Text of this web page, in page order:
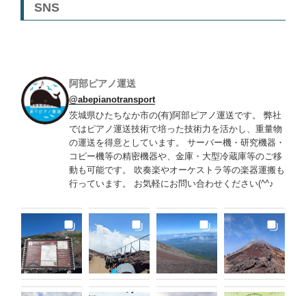
SNS
阿部ピアノ運送
@abepianotransport
茨城県ひたちなか市の(有)阿部ピアノ運送です。 弊社
ではピアノ運送技術で培った技術力を活かし、重量物
の運送を得意としています。 サーバー機・研究機器・
コピー機等の精密機器や、金庫・大型冷蔵庫等のご移
動も可能です。 吹奏楽やオーケストラ等の楽器運搬も
行っています。 お気軽にお問い合わせください(^^♪